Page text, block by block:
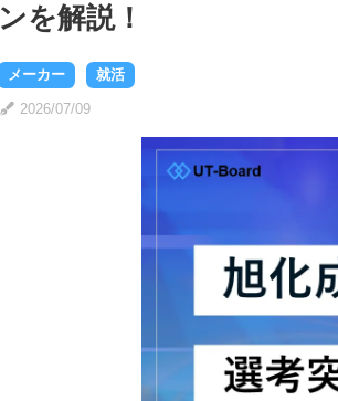
ンを解説！
メーカー 就活
2026/07/09